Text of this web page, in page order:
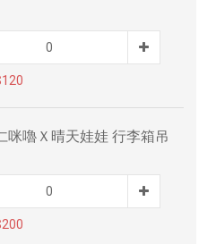
咪嚕Ｘ晴天娃娃 行李箱吊